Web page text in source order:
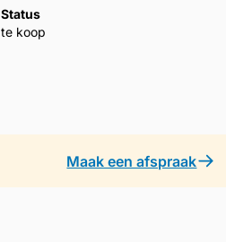
Status
te koop
Maak een afspraak